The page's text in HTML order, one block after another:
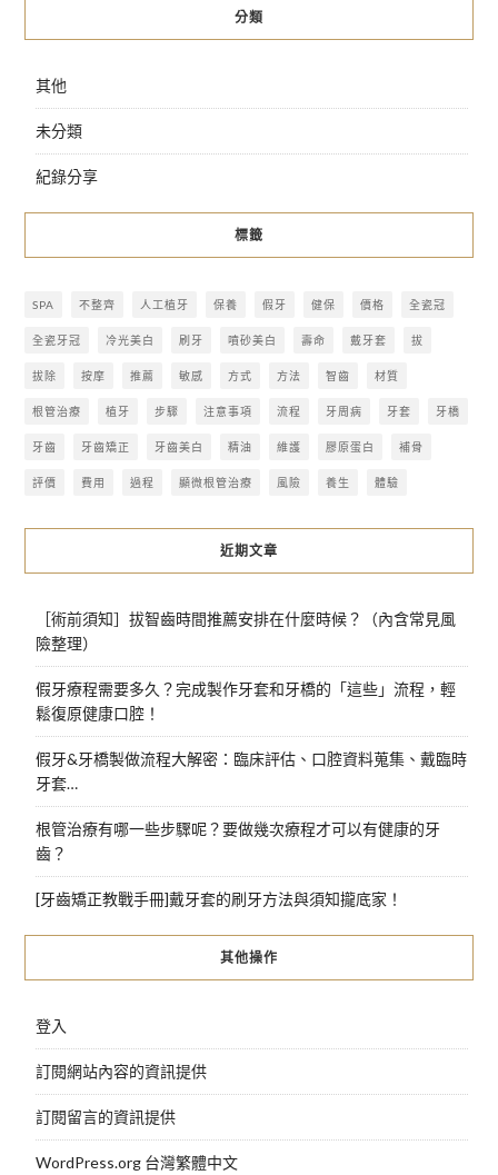
分類
其他
未分類
紀錄分享
標籤
SPA 不整齊 人工植牙 保養 假牙 健保 價格 全瓷冠
全瓷牙冠 冷光美白 刷牙 噴砂美白 壽命 戴牙套 拔
拔除 按摩 推薦 敏感 方式 方法 智齒 材質
根管治療 植牙 步驟 注意事項 流程 牙周病 牙套 牙橋
牙齒 牙齒矯正 牙齒美白 精油 維護 膠原蛋白 補骨
評價 費用 過程 顯微根管治療 風險 養生 體驗
近期文章
［術前須知］拔智齒時間推薦安排在什麼時候？（內含常見風
險整理）
假牙療程需要多久？完成製作牙套和牙橋的「這些」流程，輕
鬆復原健康口腔！
假牙&牙橋製做流程大解密：臨床評估、口腔資料蒐集、戴臨時
牙套…
根管治療有哪一些步驟呢？要做幾次療程才可以有健康的牙
齒？
[牙齒矯正教戰手冊]戴牙套的刷牙方法與須知攏底家！
其他操作
登入
訂閱網站內容的資訊提供
訂閱留言的資訊提供
WordPress.org 台灣繁體中文